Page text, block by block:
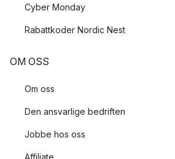
Cyber Monday
Rabattkoder Nordic Nest
OM OSS
Om oss
Den ansvarlige bedriften
Jobbe hos oss
Affiliate